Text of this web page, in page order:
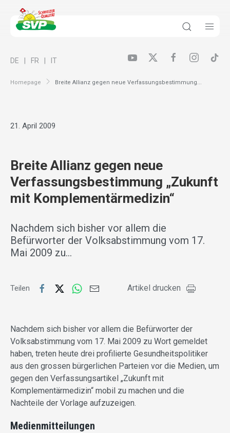
Homepage Breite Allianz gegen neue Verfassungsbestimmung...
DE FR IT
21. April 2009
Breite Allianz gegen neue
Verfassungsbestimmung „Zukunft
mit Komplementärmedizin“
Nachdem sich bisher vor allem die
Befürworter der Volksabstimmung vom 17.
Mai 2009 zu…
Teilen Artikel drucken
Nachdem sich bisher vor allem die Befürworter der
Volksabstimmung vom 17. Mai 2009 zu Wort gemeldet
haben, treten heute drei profilierte Gesundheitspolitiker
aus den grossen bürgerlichen Parteien vor die Medien, um
gegen den Verfassungsartikel „Zukunft mit
Komplementärmedizin“ mobil zu machen und die
Nachteile der Vorlage aufzuzeigen.
Medienmitteilungen